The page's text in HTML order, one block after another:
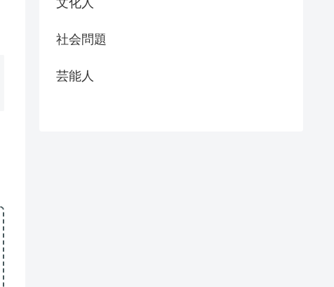
文化人
社会問題
芸能人